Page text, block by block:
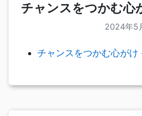
チャンスをつかむ心
2024年5
チャンスをつかむ心が